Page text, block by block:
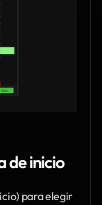
de inicio
para elegir